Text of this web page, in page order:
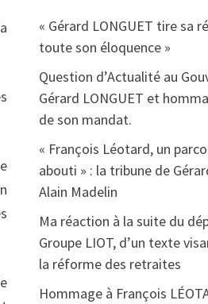
« Gérard LONGUET tire sa
toute son éloquence »
Question d’Actualité au
Gérard LONGUET et
de son mandat.
« François Léotard, un
abouti » : la tribune de
Alain Madelin
Ma réaction à la suite du
Groupe LIOT, d’un texte
la réforme des retraites
Hommage à François